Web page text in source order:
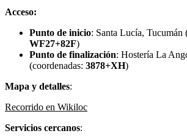
Acceso:
Punto de inicio: Santa Lucía, Tucumán
WF27+82F)
Punto de finalización: Hostería La
(coordenadas: 3878+XH)
Mapa y detalles:
Recorrido en Wikiloc
Servicios cercanos: